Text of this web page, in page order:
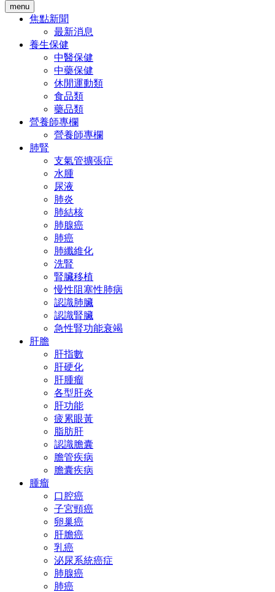
menu
焦點新聞
最新消息
養生保健
中醫保健
中藥保健
休閒運動類
食品類
藥品類
營養師專欄
營養師專欄
肺腎
支氣管擴張症
水腫
尿液
肺炎
肺結核
肺腺癌
肺癌
肺纖維化
洗腎
腎臟移植
慢性阻塞性肺病
認識肺臟
認識腎臟
急性腎功能衰竭
肝膽
肝指數
肝硬化
肝腫瘤
各型肝炎
肝功能
疲累眼黃
脂肪肝
認識膽囊
膽管疾病
膽囊疾病
腫瘤
口腔癌
子宮頸癌
卵巢癌
肝膽癌
乳癌
泌尿系統癌症
肺腺癌
肺癌